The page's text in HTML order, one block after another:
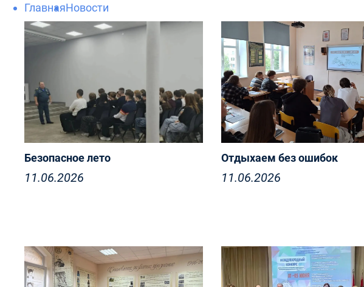
ГлавнаяНовости
Безопасное лето
11.06.2026
Отдыхаем без ошибок
11.06.2026